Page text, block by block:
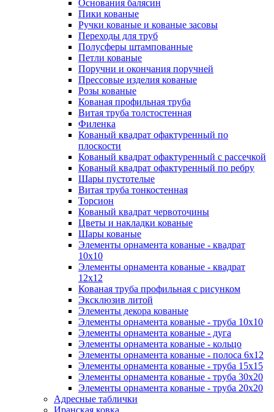
Основания балясин
Пики кованые
Ручки кованые и кованые засовы
Переходы для труб
Полусферы штампованные
Петли кованые
Поручни и окончания поручней
Прессовые изделия кованые
Розы кованые
Кованая профильная труба
Витая труба толстостенная
Филенка
Кованый квадрат офактуренный по
плоскости
Кованый квадрат офактуренный с рассечкой
Кованый квадрат офактуренный по ребру
Шары пустотелые
Витая труба тонкостенная
Торсион
Кованый квадрат червоточины
Цветы и накладки кованые
Шары кованые
Элементы орнамента кованые - квадрат
10х10
Элементы орнамента кованые - квадрат
12х12
Кованая труба профильная с рисунком
Эксклюзив литой
Элементы декора кованые
Элементы орнамента кованые - труба 10х10
Элементы орнамента кованые - дуга
Элементы орнамента кованые - кольцо
Элементы орнамента кованые - полоса 6х12
Элементы орнамента кованые - труба 15х15
Элементы орнамента кованые - труба 30х20
Элементы орнамента кованые - труба 20х20
Адресные таблички
Иранская ковка